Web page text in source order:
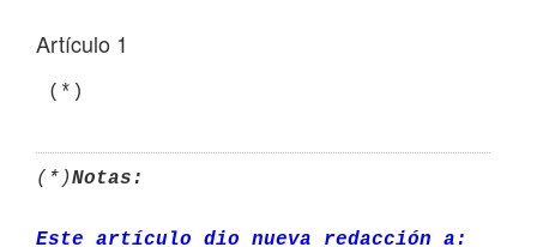
Artículo 1
(*)Notas:
Este artículo dio nueva redacción a: